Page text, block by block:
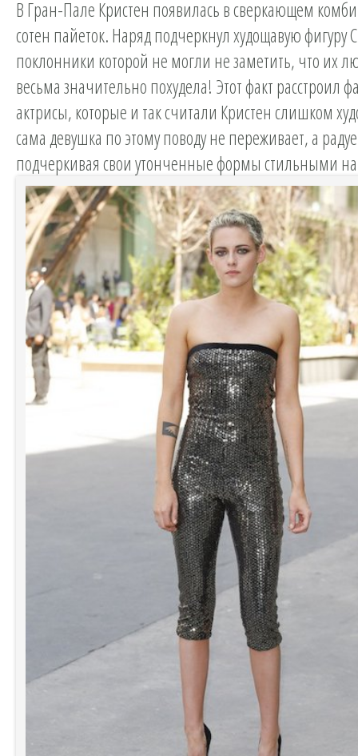
В Гран-Пале Кристен появилась в сверкающем
сотен пайеток. Наряд подчеркнул худощавую фигуру
поклонники которой не могли не заметить, что их
весьма значительно похудела! Этот факт расстроил
актрисы, которые и так считали Кристен слишком
сама девушка по этому поводу не переживает, а
подчеркивая свои утонченные формы стильными